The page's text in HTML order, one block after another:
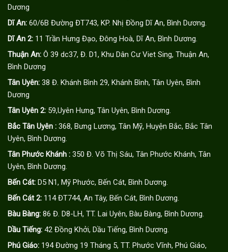
Dương
Dĩ An: 60/6B Đường ĐT743, KP. Nhị Đồng Dĩ An, Bình Dương.
Dĩ An 2: 11 Trần Hưng Đạo, Đông Hoà, Dĩ An, Bình Dương.
Thuận An: Ô 39 dc37, Đ. D1, Khu Dân Cư Viet Sing, Thuận An,
Bình Dương
Tân Uyên: 38 Đ. Khánh Bình 29, Khánh Bình, Tân Uyên, Bình
Dương
Tân Uyên 2: 59,Uyên Hưng, Tân Uyên, Bình Dương.
Bắc Tân Uyên : 368, Bưng Lương, Tân Mỹ, Huyện Bắc, Bắc Tân
Uyên, Bình Dương.
Tân Phước Khánh : 350 Đ. Võ Thị Sáu, Tân Phước Khánh, Tân
Uyên, Bình Dương.
Bến Cát: D5 N1, Mỹ Phước, Bến Cát, Bình Dương.
Bến Cát 2: 114 ĐT744, An Tây, Bến Cát, Bình Dương.
Bàu Bàng: 86 Đ. D8-LH, TT. Lai Uyên, Bàu Bàng, Bình Dương.
Dầu Tiếng: 42 Đồng Khởi, Dầu Tiếng, Bình Dương.
Phú Giáo: 194 Đường 19 Tháng 5, TT. Phước Vĩnh, Phú Giáo,